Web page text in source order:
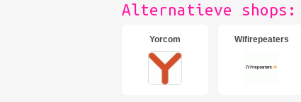
Alternatieve shops:
Yorcom Wifirepeaters